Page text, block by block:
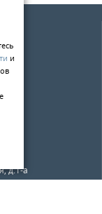
д.1-а
и